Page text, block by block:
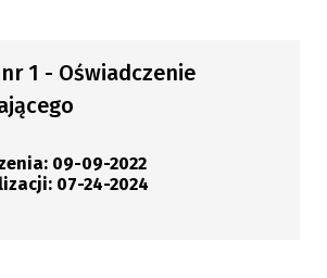
1 - Oświadczenie
09-09-2022
07-24-2024